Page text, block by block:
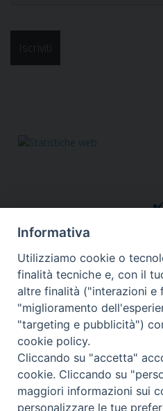
Responsabile segreteria
comunicazione,
Via Lungotevere dei
email:
©
Informativa
Utilizziamo cookie o
finalità tecniche e, con il
altre finalità ("interazioni e
"miglioramento
"targeting e pubblicità")
cookie policy.
Cliccando su "accetta"
cookie. Cliccando su
maggiori informazioni sui
personalizzare le tue